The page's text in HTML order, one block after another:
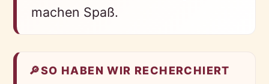
machen Spaß.
🔎SO HABEN WIR RECHERCHIERT